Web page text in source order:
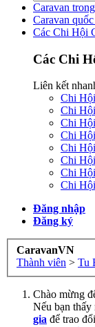
Caravan
Caravan
Các Chi Hội
Các Chi
Liên kết
Chi
Chi
Chi
Chi
Chi
Chi
Chi
Chi
Đăng nhập
Đăng ký
CaravanVN
Thành viên > Tu
Chào mừng
Nếu bạn
gia để trao